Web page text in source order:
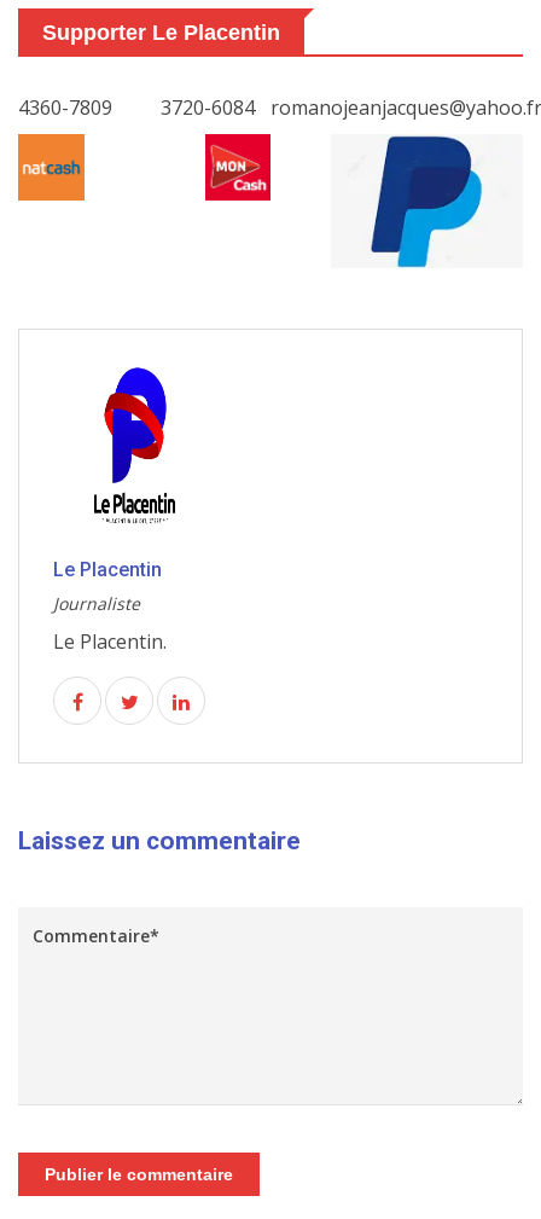
Supporter Le Placentin
4360-7809 3720-6084 romanojeanjacques@yahoo.fr
Le Placentin
Journaliste
Le Placentin.
Laissez un commentaire
Publier le commentaire